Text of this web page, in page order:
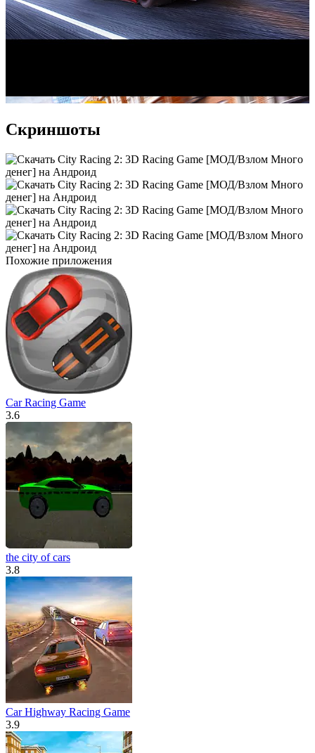
Скриншоты
Похожие приложения
Car Racing Game
3.6
the city of cars
3.8
Car Highway Racing Game
3.9